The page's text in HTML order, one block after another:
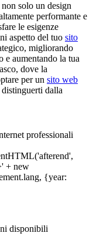
solo un design
performante e
le esigenze
aspetto del tuo sito
migliorando
aumentando la tua
dove la
per un sito web
dalla
disponibili